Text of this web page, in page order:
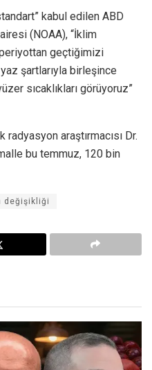
kabul edilen ABD
(NOAA), “İklim
geçtiğimizi
şartlarıyla birleşince
sıcaklıkları görüyoruz”
araştırmacısı Dr.
bu temmuz, 120 bin
değişikliği